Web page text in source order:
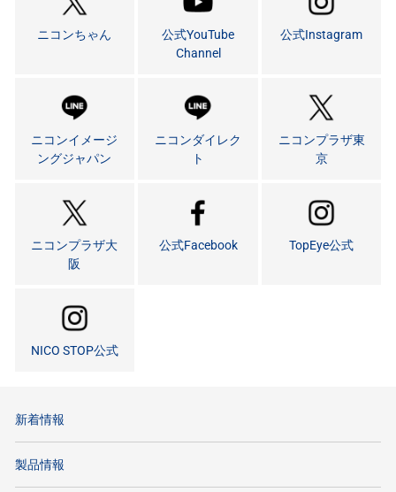
ニコンちゃん
公式YouTube
Channel
公式Instagram
ニコンイメージ
ングジャパン
ニコンダイレク
ト
ニコンプラザ東
京
ニコンプラザ大
阪
公式Facebook TopEye公式
NICO STOP公式
新着情報
製品情報